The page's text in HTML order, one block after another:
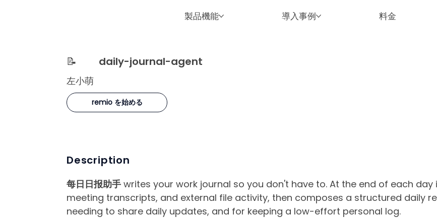
製品機能 導入事例 料金
📝 daily-journal-agent
左小萌
remio を始める
Description
每日日报助手 writes your work journal so you don't have to. At the end of each
meeting transcripts, and external file activity, then composes a structured daily
needing to share daily updates, and for keeping a low-effort personal log.